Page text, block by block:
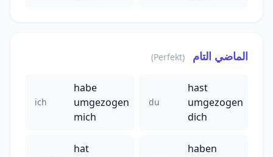
الماضي التام (Perfekt)
ich
habe
umgezogen
mich
du
hast
umgezogen
dich
hat
haben